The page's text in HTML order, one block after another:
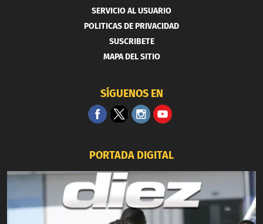
SERVICIO AL USUARIO
POLITICAS DE PRIVACIDAD
SUSCRIBETE
MAPA DEL SITIO
SÍGUENOS EN
PORTADA DIGITAL